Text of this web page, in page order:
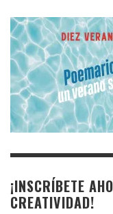
¡INSCRÍBETE
CREATIVIDAD!